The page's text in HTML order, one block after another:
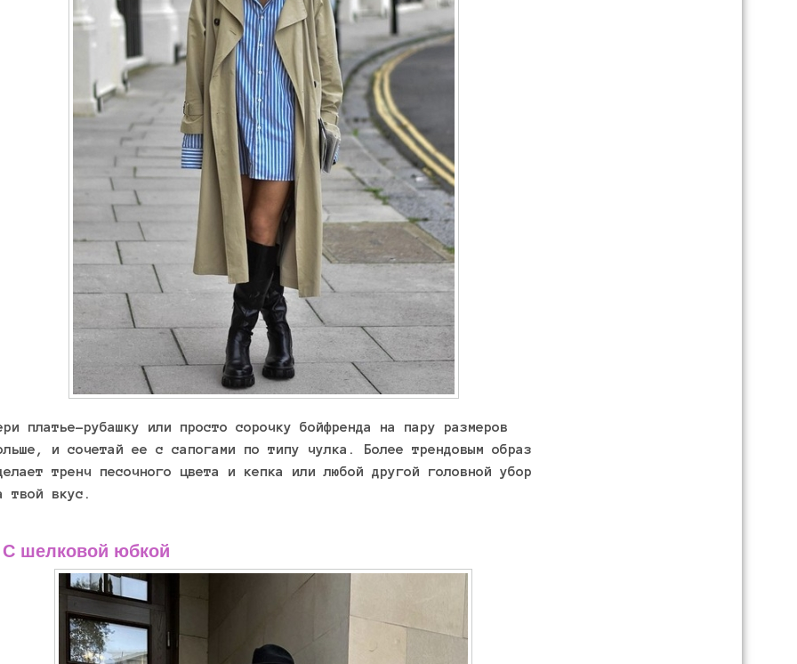
платье-рубашку или просто сорочку бойфренда на пару размеров
и сочетай ее с сапогами по типу чулка. Более трендовым образ
тренч песочного цвета и кепка или любой другой головной убор
твой вкус.
С шелковой юбкой